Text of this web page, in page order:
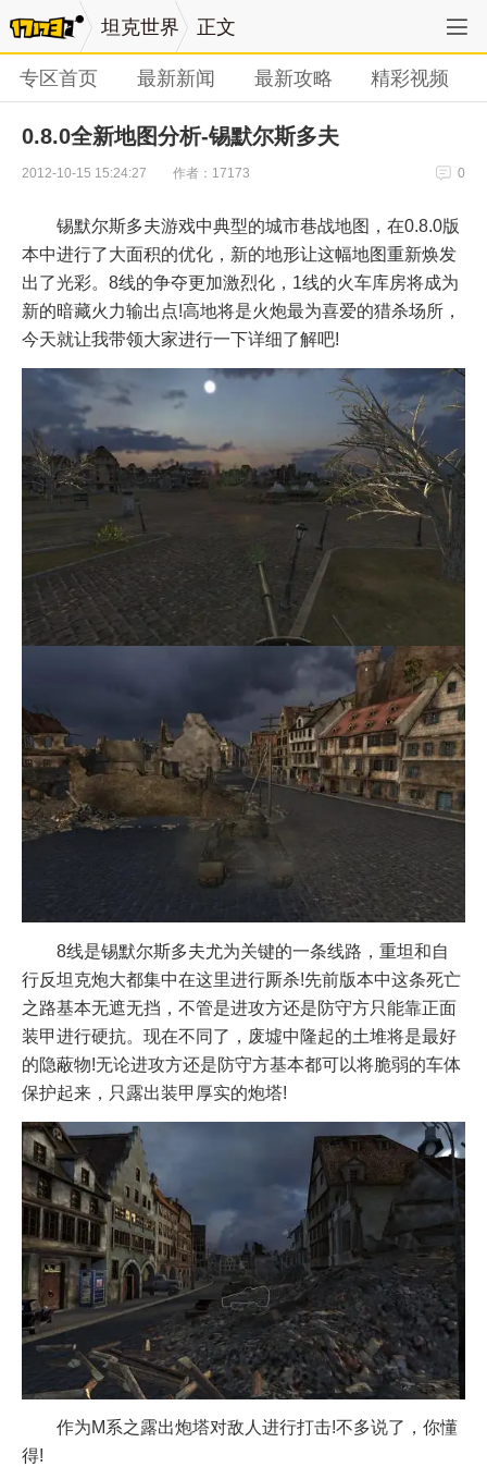
坦克世界 正文
专区首页 最新新闻 最新攻略 精彩视频
0.8.0全新地图分析-锡默尔斯多夫
2012-10-15 15:24:27 作者：17173 0
锡默尔斯多夫游戏中典型的城市巷战地图，在0.8.0版
本中进行了大面积的优化，新的地形让这幅地图重新焕发
出了光彩。8线的争夺更加激烈化，1线的火车库房将成为
新的暗藏火力输出点!高地将是火炮最为喜爱的猎杀场所，
今天就让我带领大家进行一下详细了解吧!
8线是锡默尔斯多夫尤为关键的一条线路，重坦和自
行反坦克炮大都集中在这里进行厮杀!先前版本中这条死亡
之路基本无遮无挡，不管是进攻方还是防守方只能靠正面
装甲进行硬抗。现在不同了，废墟中隆起的土堆将是最好
的隐蔽物!无论进攻方还是防守方基本都可以将脆弱的车体
保护起来，只露出装甲厚实的炮塔!
作为M系之露出炮塔对敌人进行打击!不多说了，你懂
得!